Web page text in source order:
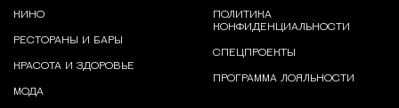
КИНО
РЕСТОРАНЫ И БАРЫ
КРАСОТА И ЗДОРОВЬЕ
МОДА
ПОЛИТИКА
КОНФИДЕНЦИАЛЬНОСТИ
СПЕЦПРОЕКТЫ
ПРОГРАММА ЛОЯЛЬНОСТИ